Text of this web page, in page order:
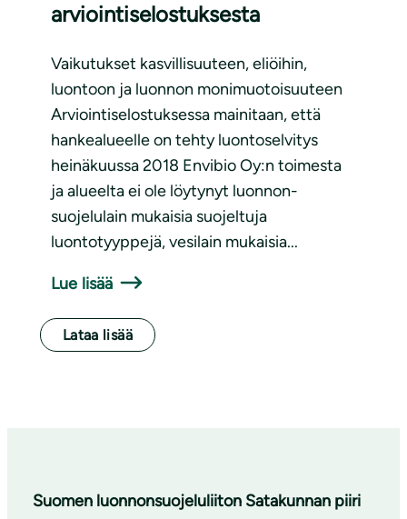
arviointiselostuksesta
Vaikutukset kasvillisuuteen, eliöihin,
luontoon ja luonnon monimuotoisuuteen
Arviointiselostuksessa mainitaan, että
hankealueelle on tehty luontoselvitys
heinäkuussa 2018 Envibio Oy:n toimesta
ja alueelta ei ole löytynyt luonnon­
suojelulain mukaisia suojel­tuja
luontotyyppejä, vesilain mukaisia...
Lue lisää
Lataa lisää
Suomen luonnonsuojeluliiton Satakunnan piiri